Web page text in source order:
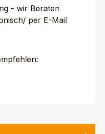
- wir Beraten
per E-Mail